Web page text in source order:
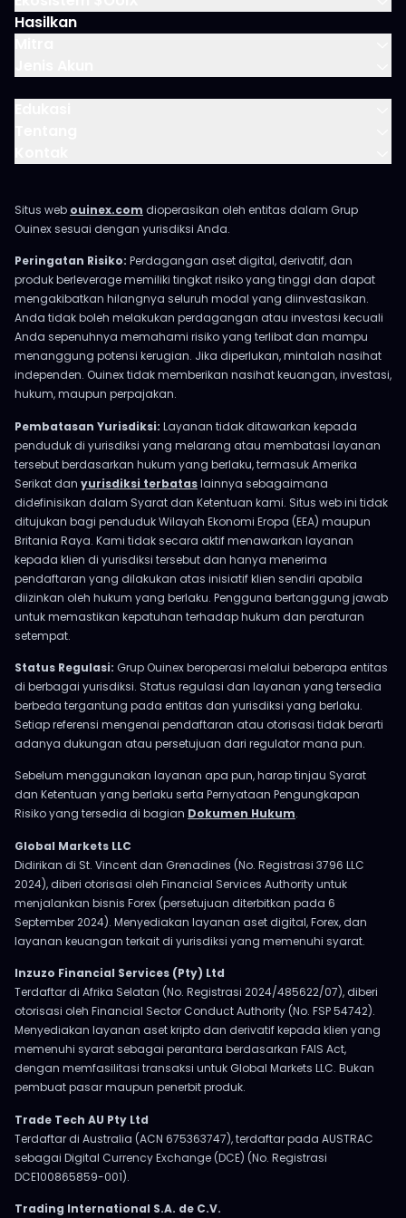
Hasilkan
Situs web ouinex.com dioperasikan oleh entitas dalam Grup
Ouinex sesuai dengan yurisdiksi Anda.
Peringatan Risiko: Perdagangan aset digital, derivatif, dan
produk berleverage memiliki tingkat risiko yang tinggi dan dapat
mengakibatkan hilangnya seluruh modal yang diinvestasikan.
Anda tidak boleh melakukan perdagangan atau investasi kecuali
Anda sepenuhnya memahami risiko yang terlibat dan mampu
menanggung potensi kerugian. Jika diperlukan, mintalah nasihat
independen. Ouinex tidak memberikan nasihat keuangan, investasi,
hukum, maupun perpajakan.
Pembatasan Yurisdiksi: Layanan tidak ditawarkan kepada
penduduk di yurisdiksi yang melarang atau membatasi layanan
tersebut berdasarkan hukum yang berlaku, termasuk Amerika
Serikat dan yurisdiksi terbataslainnya sebagaimana
didefinisikan dalam Syarat dan Ketentuan kami. Situs web ini tidak
ditujukan bagi penduduk Wilayah Ekonomi Eropa (EEA) maupun
Britania Raya. Kami tidak secara aktif menawarkan layanan
kepada klien di yurisdiksi tersebut dan hanya menerima
pendaftaran yang dilakukan atas inisiatif klien sendiri apabila
diizinkan oleh hukum yang berlaku. Pengguna bertanggung jawab
untuk memastikan kepatuhan terhadap hukum dan peraturan
setempat.
Status Regulasi: Grup Ouinex beroperasi melalui beberapa entitas
di berbagai yurisdiksi. Status regulasi dan layanan yang tersedia
berbeda tergantung pada entitas dan yurisdiksi yang berlaku.
Setiap referensi mengenai pendaftaran atau otorisasi tidak berarti
adanya dukungan atau persetujuan dari regulator mana pun.
Sebelum menggunakan layanan apa pun, harap tinjau Syarat
dan Ketentuan yang berlaku serta Pernyataan Pengungkapan
Risiko yang tersedia di bagian Dokumen Hukum.
Global Markets LLC
Didirikan di St. Vincent dan Grenadines (No. Registrasi 3796 LLC
2024), diberi otorisasi oleh Financial Services Authority untuk
menjalankan bisnis Forex (persetujuan diterbitkan pada 6
September 2024). Menyediakan layanan aset digital, Forex, dan
layanan keuangan terkait di yurisdiksi yang memenuhi syarat.
Inzuzo Financial Services (Pty) Ltd
Terdaftar di Afrika Selatan (No. Registrasi 2024/485622/07), diberi
otorisasi oleh Financial Sector Conduct Authority (No. FSP 54742).
Menyediakan layanan aset kripto dan derivatif kepada klien yang
memenuhi syarat sebagai perantara berdasarkan FAIS Act,
dengan memfasilitasi transaksi untuk Global Markets LLC. Bukan
pembuat pasar maupun penerbit produk.
Trade Tech AU Pty Ltd
Terdaftar di Australia (ACN 675363747), terdaftar pada AUSTRAC
sebagai Digital Currency Exchange (DCE) (No. Registrasi
DCE100865859-001).
Trading International S.A. de C.V.